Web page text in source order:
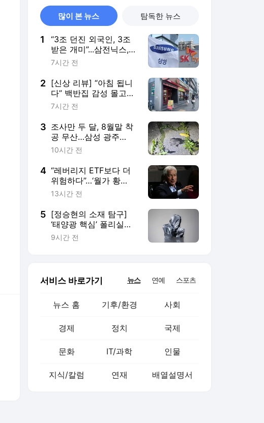
많이 본 뉴스 탐독한 뉴스
1
“3조 던진 외국인, 3조
받은 개미”...삼전닉스,
하루 새 ‘와르르’
7시간 전
2 [신상 리뷰] “아침 됩니
다” 백반집 감성 몰고온
버거킹 ‘크루아상위치’
7시간 전
3 조사만 두 달, 8월말 착
공 무산…삼성 광주
HVAC공장 발목 잡은
10시간 전
4 “레버리지 ETF보다 더
위험하다”…‘월가 황
제’가 지목한 시장의 뇌
13시간 전
5 [정승현의 소재 탐구]
‘태양광 핵심’ 폴리실리
콘…美·中 경쟁 속 K태양
9시간 전
서비스 바로가기 뉴스 연예 스포츠
뉴스 홈 기후/환경 사회
경제 정치 국제
문화 IT/과학 인물
지식/칼럼 연재 배열설명서